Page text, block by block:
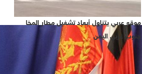
موقع عربي يتناول أبعاد تشغيل مطار المخا
جنوب غربي اليمن